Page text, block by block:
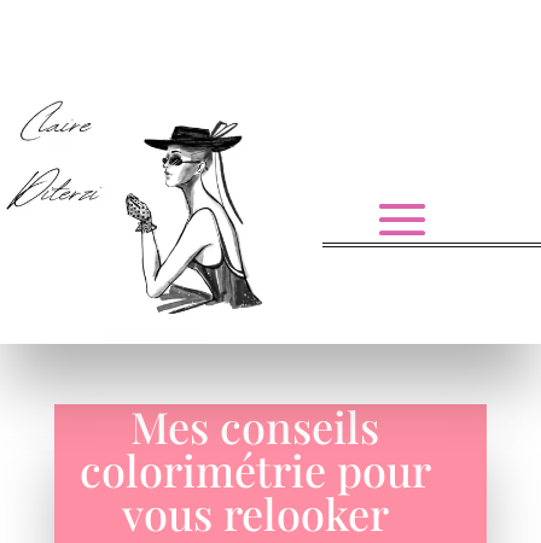
Mes conseils
colorimétrie pour
vous relooker